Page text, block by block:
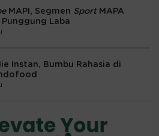
MAPI, Segmen Sport MAPA
Laba
Instan, Bumbu Rahasia di